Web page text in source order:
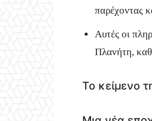
παρέχοντας
Αυτές οι
Πλανήτη,
Το κείμενο